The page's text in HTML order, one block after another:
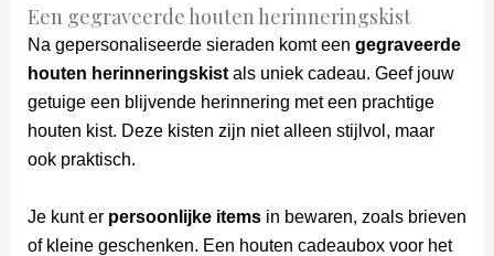
Een gegraveerde houten herinneringskist
Na gepersonaliseerde sieraden komt een gegraveerde
houten herinneringskistals uniek cadeau. Geef jouw
getuige een blijvende herinnering met een prachtige
houten kist. Deze kisten zijn niet alleen stijlvol, maar
ook praktisch.
Je kunt er persoonlijke itemsin bewaren, zoals brieven
of kleine geschenken. Een houten cadeaubox voor het